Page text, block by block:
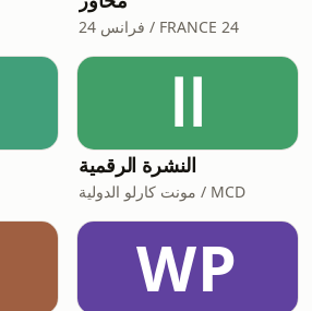
فرانس 24 / FRANCE 24
اا
النشرة الرقمية
مونت كارلو الدولية / MCD
WP